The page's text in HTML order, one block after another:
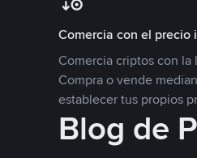
Comercia con el precio
Comercia criptos con
Compra o vende
establecer tus propios
Blog de